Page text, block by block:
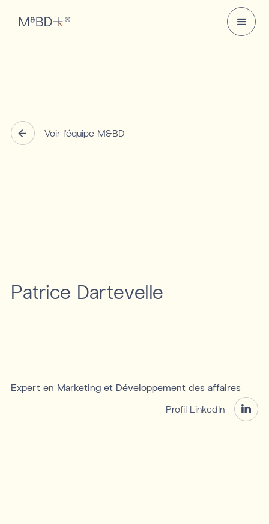
Voir l'équipe M&BD
Patrice Dartevelle
Expert en Marketing et Développement des affaires
Profil LinkedIn